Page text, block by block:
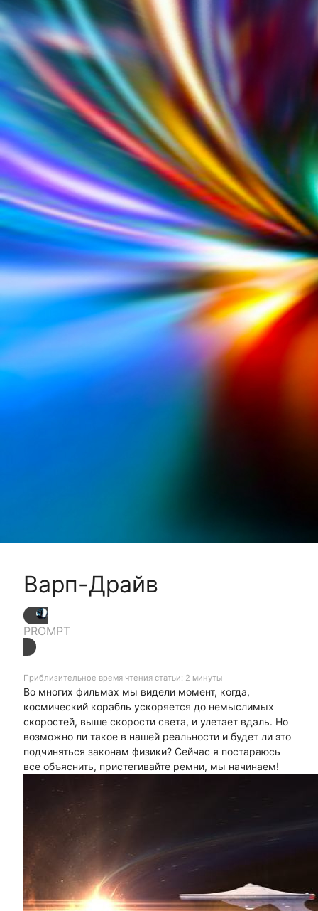
Варп-Драйв
PROMPT
Приблизительное время чтения статьи: 2 минуты
Во многих фильмах мы видели момент, когда,
космический корабль ускоряется до немыслимых
скоростей, выше скорости света, и улетает вдаль. Но
возможно ли такое в нашей реальности и будет ли это
подчиняться законам физики? Сейчас я постараюсь
все объяснить, пристегивайте ремни, мы начинаем!